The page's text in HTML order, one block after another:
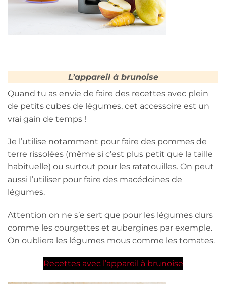
L’appareil à brunoise
Quand tu as envie de faire des recettes avec plein
de petits cubes de légumes, cet accessoire est un
vrai gain de temps !
Je l’utilise notamment pour faire des pommes de
terre rissolées (même si c’est plus petit que la taille
habituelle) ou surtout pour les ratatouilles. On peut
aussi l’utiliser pour faire des macédoines de
légumes.
Attention on ne s’e sert que pour les légumes durs
comme les courgettes et aubergines par exemple.
On oubliera les légumes mous comme les tomates.
Recettes avec l’appareil à brunoise